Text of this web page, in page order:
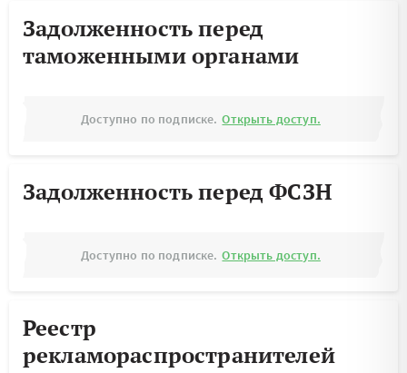
Задолженность перед
таможенными органами
Доступно по подписке. Открыть доступ.
Задолженность перед ФСЗН
Доступно по подписке. Открыть доступ.
Реестр
рекламораспространителей